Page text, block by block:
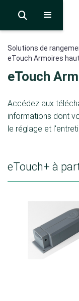

Solutions de
eTouch Armoires
eTouch
Accédez aux
informations dont
le réglage et
eTouch+ à